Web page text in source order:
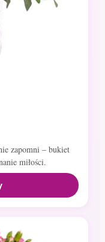
zapomni – bukiet
miłości.